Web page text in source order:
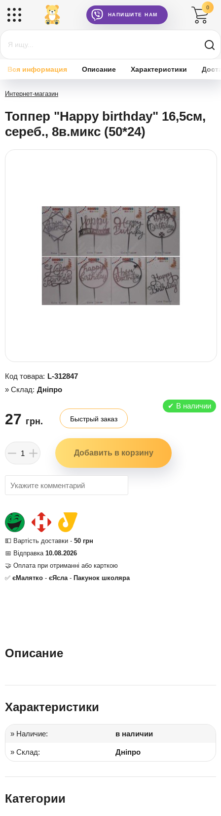
НАПИШИТЕ НАМ
0
Вся информация Описание Характеристики
Интернет-магазин
Топпер "Happy birthday" 16,5см,
сереб., 8в.микс (50*24)
Код товара: L-312847
» Склад: Дніпро
✔ В наличии
27 грн. Быстрый заказ
💵 Вартість доставки - 50 грн
📅 Відправка 10.08.2026
🤝 Оплата при отриманні або карткою
✅ єМалятко - єЯсла- Пакунок школяра
Описание
Характеристики
» Наличие: в наличии
» Склад: Дніпро
Категории